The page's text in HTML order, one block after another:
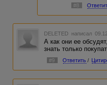
#8
DELETED написал
А как они ее
знать только
#9 Ответить /